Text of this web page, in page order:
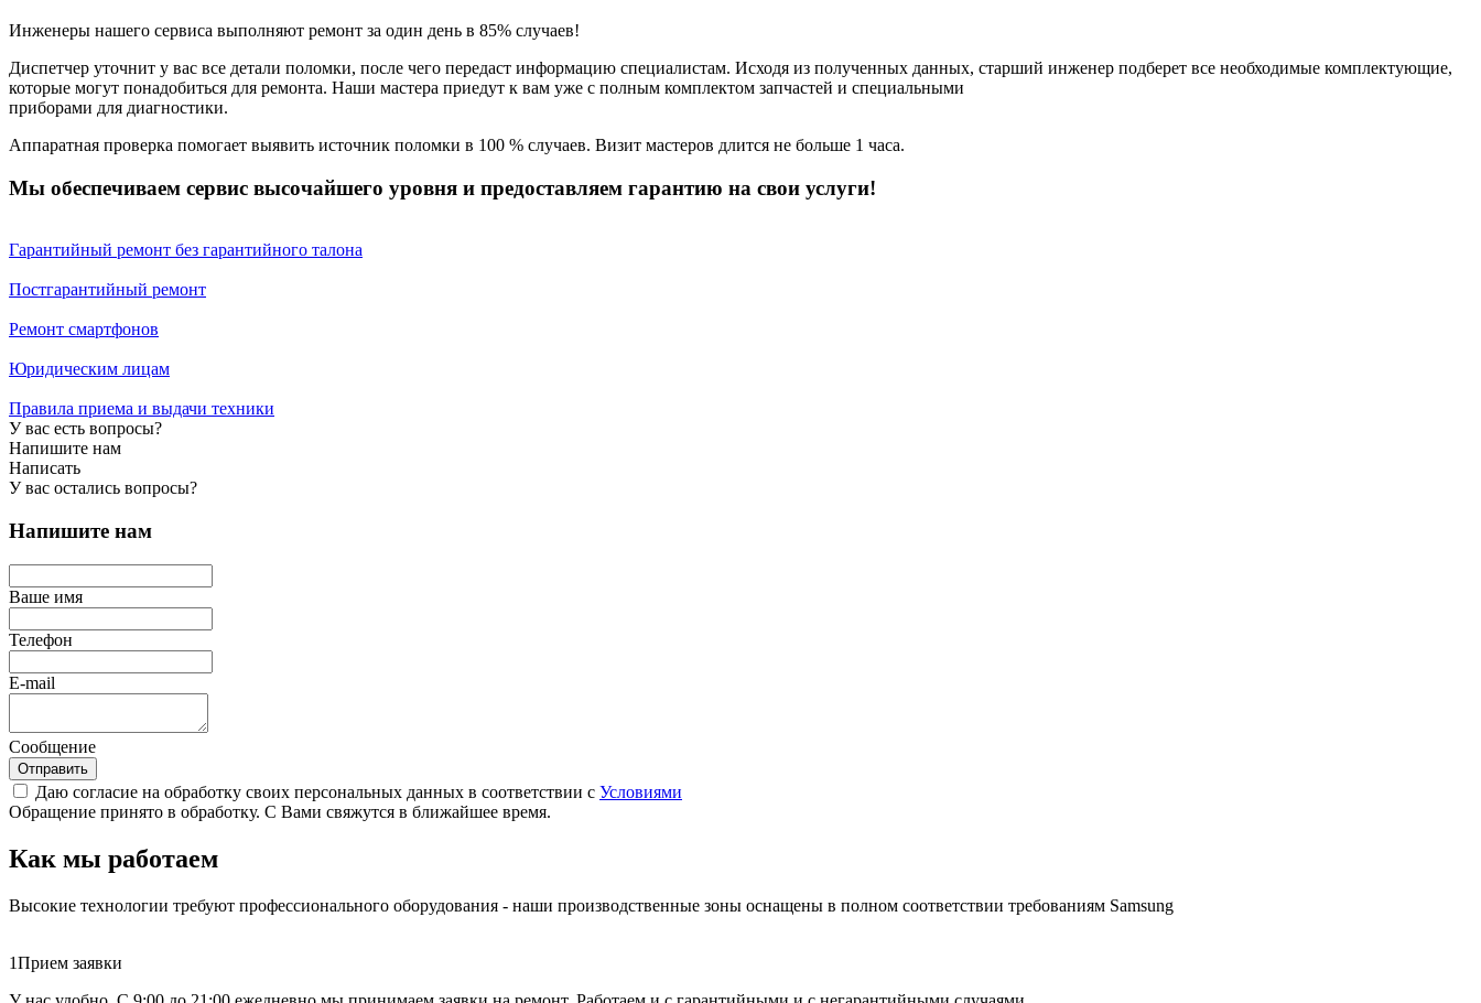
Инженеры нашего сервиса выполняют ремонт за один день в 85% случаев!
Диспетчер уточнит у вас все детали поломки, после чего передаст информацию специалистам. Исходя из полученных данных, старший инженер подберет все необходимые комплектующие,
которые могут понадобиться для ремонта. Наши мастера приедут к вам уже с полным комплектом запчастей и специальными
приборами для диагностики.
Аппаратная проверка помогает выявить источник поломки в 100 % случаев. Визит мастеров длится не больше 1 часа.
Мы обеспечиваем сервис высочайшего уровня и предоставляем гарантию на свои услуги!
Гарантийный ремонт без гарантийного талона
Постгарантийный ремонт
Ремонт смартфонов
Юридическим лицам
Правила приема и выдачи техники
У вас есть вопросы?
Напишите нам
Написать
У вас остались вопросы?
Напишите нам
Ваше имя
Телефон
E-mail
Сообщение
Отправить
Даю согласие на обработку своих персональных данных в соответствии с Условиями
Обращение принято в обработку. С Вами свяжутся в ближайшее время.
Как мы работаем
Высокие технологии требуют профессионального оборудования - наши производственные зоны оснащены в полном соответствии требованиям Samsung
1Прием заявки